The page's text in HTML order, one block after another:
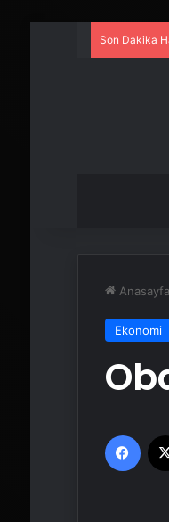
Son Dakika
Anasayfa
Ekonomi